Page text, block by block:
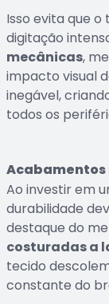
Isso evita que
digitação
mecânicas,
impacto visual
inegável,
todos os
Acabamentos
Ao investir em
durabilidade
destaque do
costuradas a
tecido
constante do